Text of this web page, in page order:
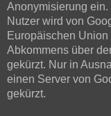
Anonymisierung
Nutzer wird von
Europäischen
Abkommens über
gekürzt. Nur in
einen Server von
gekürzt.